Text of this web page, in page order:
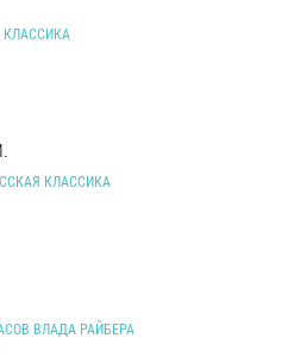
КЛАССИКА
КЛАССИКА
ВЛАДА РАЙБЕРА